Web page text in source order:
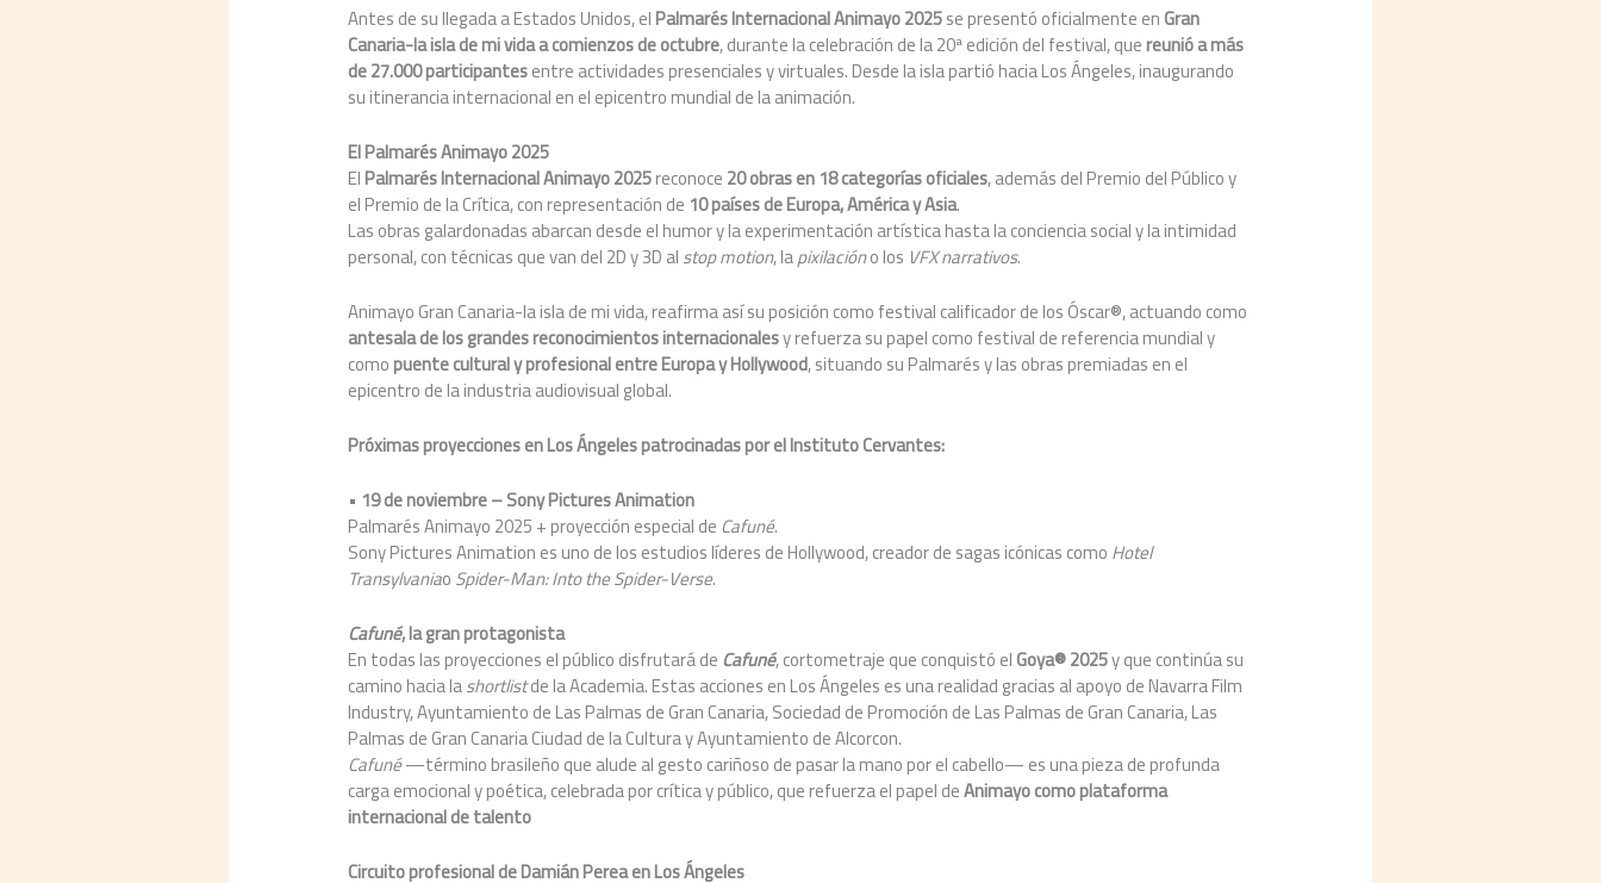
Antes de su llegada a Estados Unidos, elPalmarés Internacional Animayo 2025se presentó oficialmente enGran
Canaria-la isla de mi vida a comienzos de octubre, durante la celebración de la 20ª edición del festival, quereunió a más
de 27.000 participantesentre actividades presenciales y virtuales. Desde la isla partió hacia Los Ángeles, inaugurando
su itinerancia internacional en el epicentro mundial de la animación.
El Palmarés Animayo 2025
ElPalmarés Internacional Animayo 2025reconoce20 obras en 18 categorías oficiales, además del Premio del Público y
el Premio de la Crítica, con representación de 10 países de Europa, América y Asia.
Las obras galardonadas abarcan desde el humor y la experimentación artística hasta la conciencia social y la intimidad
personal, con técnicas que van del 2D y 3D alstop motion, lapixilacióno los VFX narrativos.
Animayo Gran Canaria-la isla de mi vida, reafirma así su posición como festival calificador de los Óscar®, actuando como
antesala de los grandes reconocimientos internacionalesy refuerza su papel como festival de referencia mundial y
comopuente cultural y profesional entre Europa y Hollywood, situando su Palmarés y las obras premiadas en el
epicentro de la industria audiovisual global.
Próximas proyecciones en Los Ángeles patrocinadas por el Instituto Cervantes:
• 19 de noviembre – Sony Pictures Animation
Palmarés Animayo 2025 + proyección especial deCafuné.
Sony Pictures Animation es uno de los estudios líderes de Hollywood, creador de sagas icónicas comoHotel
TransylvaniaoSpider-Man: Into the Spider-Verse.
Cafuné, la gran protagonista
En todas las proyecciones el público disfrutará deCafuné, cortometraje que conquistó elGoya® 2025y que continúa su
camino hacia lashortlistde la Academia. Estas acciones en Los Ángeles es una realidad gracias al apoyo de Navarra Film
Industry, Ayuntamiento de Las Palmas de Gran Canaria, Sociedad de Promoción de Las Palmas de Gran Canaria, Las
Palmas de Gran Canaria Ciudad de la Cultura y Ayuntamiento de Alcorcon.
Cafuné—término brasileño que alude al gesto cariñoso de pasar la mano por el cabello— es una pieza de profunda
carga emocional y poética, celebrada por crítica y público, que refuerza el papel deAnimayo como plataforma
internacional de talento
Circuito profesional de Damián Perea en Los Ángeles